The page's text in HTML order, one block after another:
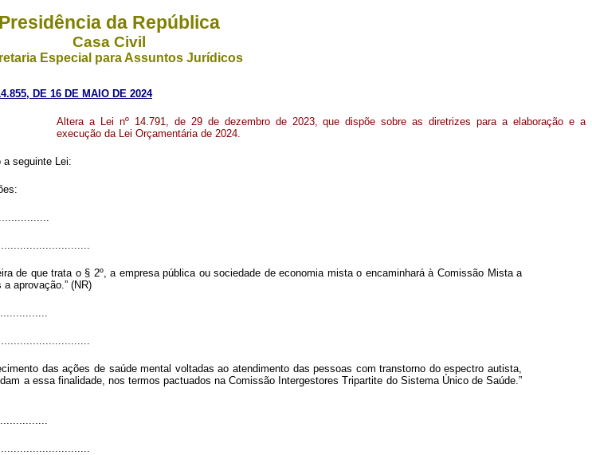
Presidência da República
Casa Civil
Especial para Assuntos Jurídicos
DE 16 DE MAIO DE 2024
Altera a Lei nº 14.791, de 29 de dezembro de 2023, que dispõe sobre as diretrizes para a elaboração e a
execução da Lei Orçamentária de 2024.
seguinte Lei:
de que trata o § 2º, a empresa pública ou sociedade de economia mista o encaminhará à Comissão Mista a
aprovação.” (NR)
das ações de saúde mental voltadas ao atendimento das pessoas com transtorno do espectro autista,
a essa finalidade, nos termos pactuados na Comissão Intergestores Tripartite do Sistema Único de Saúde.”